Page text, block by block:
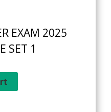
EXAM 2025
SET 1